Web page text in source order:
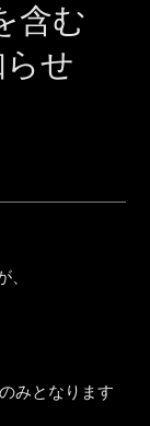
含む
せ
、
みとなります